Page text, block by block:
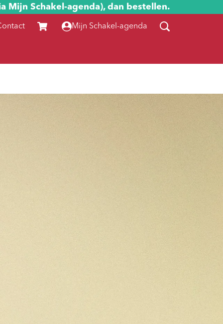
Mijn Schakel-agenda), dan bestellen.
Mijn Schakel-agenda